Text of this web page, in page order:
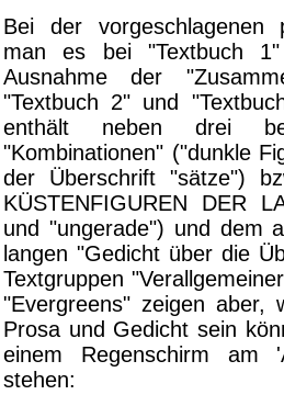
Bei der vorgeschlagenen
man es bei "Textbuch
Ausnahme der
"Textbuch 2" und
enthält neben drei
"Kombinationen" ("dunkle
der Überschrift "sätze")
KÜSTENFIGUREN DER
und "ungerade") und dem
langen "Gedicht über die
Textgruppen
"Evergreens" zeigen aber,
Prosa und Gedicht sein
einem Regenschirm am
stehen: